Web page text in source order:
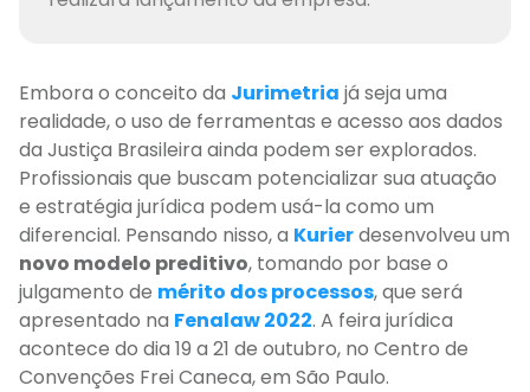
Embora o conceito da Jurimetria já seja uma
realidade, o uso de ferramentas e acesso aos dados
da Justiça Brasileira ainda podem ser explorados.
Profissionais que buscam potencializar sua atuação
e estratégia jurídica podem usá-la como um
diferencial. Pensando nisso, a Kurierdesenvolveu um
novo modelo preditivo, tomando por base o
julgamento de mérito dos processos, que será
apresentado na Fenalaw2022. A feira jurídica
acontece do dia 19 a 21 de outubro, no Centro de
Convenções Frei Caneca, em São Paulo.